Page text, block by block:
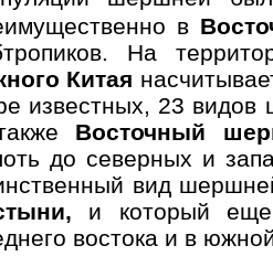
в
На
Китая
известных, 23
Восточный
до северных и
вид
и который еще
востока и в